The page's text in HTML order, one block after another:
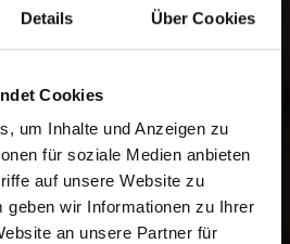
Details Über Cookies
Cookies
um Inhalte und Anzeigen zu
für soziale Medien anbieten
auf unsere Website zu
geben wir Informationen zu Ihrer
an unsere Partner für